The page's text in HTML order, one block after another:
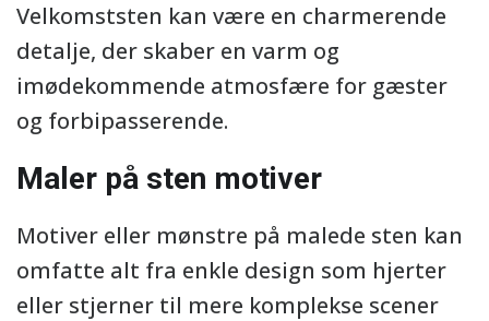
Velkomststen kan være en charmerende
detalje, der skaber en varm og
imødekommende atmosfære for gæster
og forbipasserende.
Maler på sten motiver
Motiver eller mønstre på malede sten kan
omfatte alt fra enkle design som hjerter
eller stjerner til mere komplekse scener